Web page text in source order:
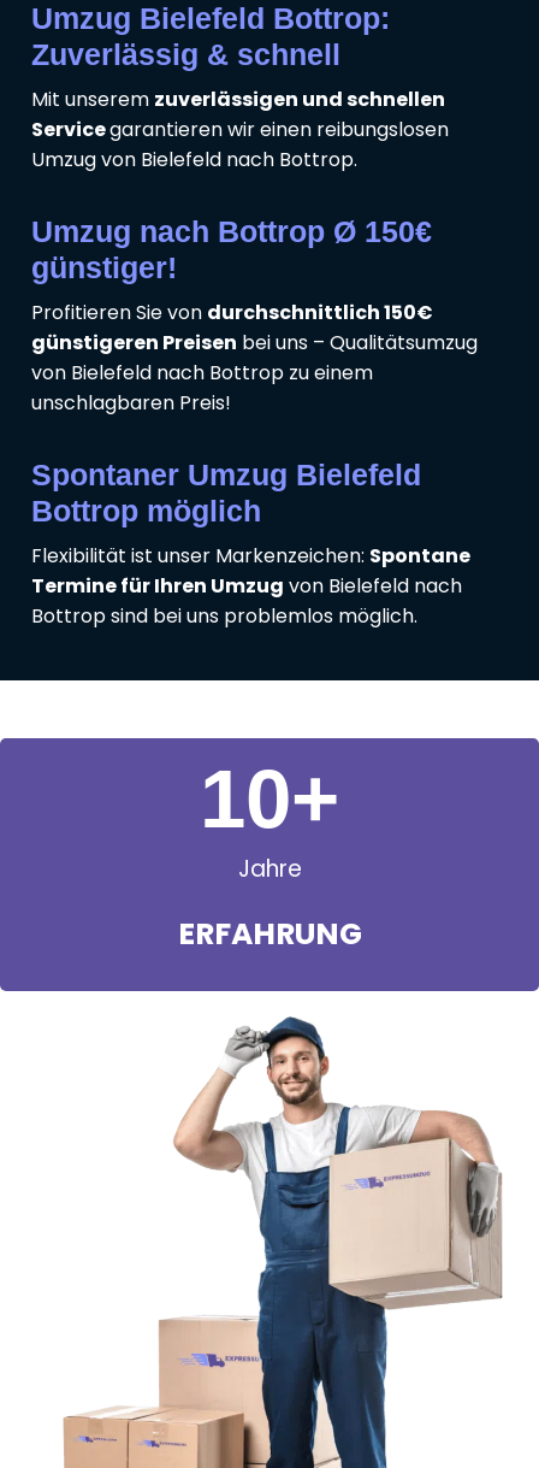
Umzug Bielefeld Bottrop:
Zuverlässig & schnell
Mit unserem zuverlässigen und schnellen
Servicegarantieren wir einen reibungslosen
Umzug von Bielefeld nach Bottrop.
Umzug nach Bottrop Ø 150€
günstiger!
Profitieren Sie von durchschnittlich 150€
günstigeren Preisen bei uns – Qualitätsumzug
von Bielefeld nach Bottrop zu einem
unschlagbaren Preis!
Spontaner Umzug Bielefeld
Bottrop möglich
Flexibilität ist unser Markenzeichen: Spontane
Termine für Ihren Umzug von Bielefeld nach
Bottrop sind bei uns problemlos möglich.
Jahre
ERFAHRUNG
11+